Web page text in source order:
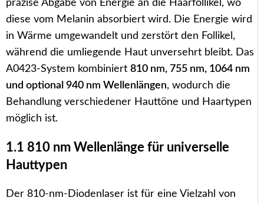
präzise Abgabe von Energie an die Haarfollikel, wo
diese vom Melanin absorbiert wird. Die Energie wird
in Wärme umgewandelt und zerstört den Follikel,
während die umliegende Haut unversehrt bleibt. Das
A0423-System kombiniert 810 nm, 755 nm, 1064 nm
und optional 940 nm Wellenlängen, wodurch die
Behandlung verschiedener Hauttöne und Haartypen
möglich ist.
1.1 810 nm Wellenlänge für universelle
Hauttypen
Der 810-nm-Diodenlaser ist für eine Vielzahl von